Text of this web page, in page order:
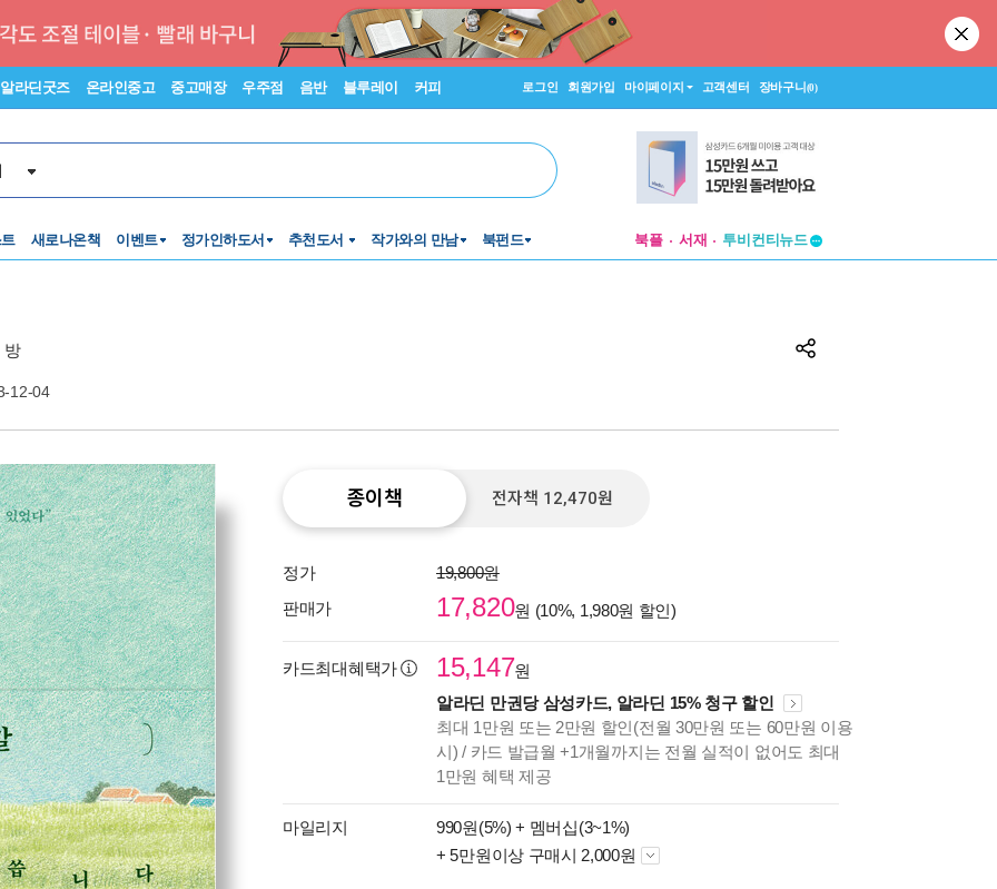
알라딘굿즈 온라인중고 중고매장 우주점 음반 블루레이 커피 로그인 회원가입 마이페이지 고객센터 장바구니(0)
새로나온책 이벤트 정가인하도서 추천도서 작가와의 만남 북펀드 북플 서재
투비컨티뉴드
방
12-04
종이책 전자책 12,470원
정가
19,800원
판매가
17,820원 (10%, 1,980원 할인)
카드최대혜택가 15,147원
알라딘 만권당 삼성카드, 알라딘 15% 청구 할인
최대 1만원 또는 2만원 할인(전월 30만원 또는 60만원 이용
시) / 카드 발급월 +1개월까지는 전월 실적이 없어도 최대
1만원 혜택 제공
마일리지 990원(5%) + 멤버십(3~1%)
+ 5만원이상 구매시 2,000원